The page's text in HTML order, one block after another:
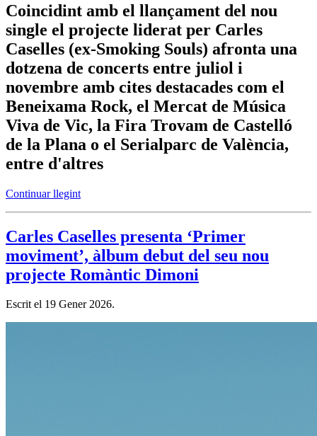
Coincidint amb el llançament del nou
single el projecte liderat per Carles
Caselles (ex-Smoking Souls) afronta una
dotzena de concerts entre juliol i
novembre amb cites destacades com el
Beneixama Rock, el Mercat de Música
Viva de Vic, la Fira Trovam de Castelló
de la Plana o el Serialparc de València,
entre d'altres
Continuar llegint
Carles Caselles presenta ‘Primer
moviment’, àlbum debut del seu nou
projecte Romàntic Dimoni
Escrit el 19 Gener 2026.